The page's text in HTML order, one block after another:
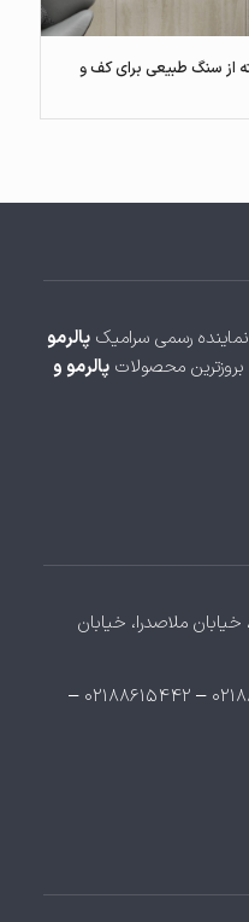
از سنگ طبیعی برای کف و
نماینده رسمی سرامیک پالرمو
بروزترین محصولات پالرمو و
ملاصدرا، خيابان
۰۲۱۸۸۶۱۵۴۴۰ – ۰۲۱۸۸۶۱۵۴۴۱ – ۰۲۱۸۸۶۱۵۴۴۲ –